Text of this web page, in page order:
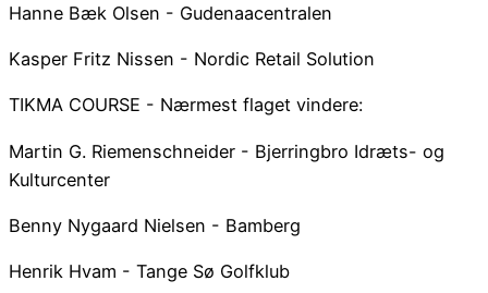
Hanne Bæk Olsen - Gudenaacentralen
Kasper Fritz Nissen - Nordic Retail Solution
TIKMA COURSE - Nærmest flaget vindere:
Martin G. Riemenschneider - Bjerringbro Idræts- og
Kulturcenter
Benny Nygaard Nielsen - Bamberg
Henrik Hvam - Tange Sø Golfklub